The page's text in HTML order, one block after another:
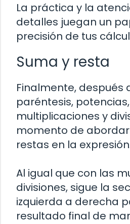
La práctica y la
detalles juegan un
precisión de tus
Suma y resta
Finalmente, después
paréntesis, potencias,
multiplicaciones y
momento de
restas en la
Al igual que con las
divisiones, sigue la
izquierda a derecha
resultado final de